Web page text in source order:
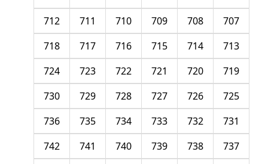
707
708
709
710
711
712
713
714
715
716
717
718
719
720
721
722
723
724
725
726
727
728
729
730
731
732
733
734
735
736
737
738
739
740
741
742